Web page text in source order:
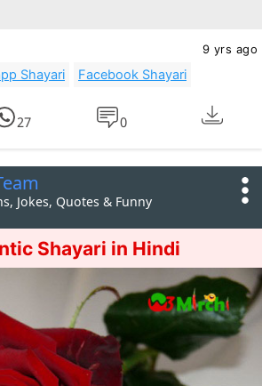
9 yrs ago
Shayari Facebook Shayari
27 0
Jokes, Quotes & Funny
Shayari in Hindi